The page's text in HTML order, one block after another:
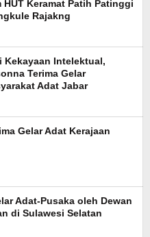
HUT Keramat Patih Patinggi
Rajakng
Kekayaan Intelektual,
Terima Gelar
Adat Jabar
Gelar Adat Kerajaan
Adat-Pusaka oleh Dewan
di Sulawesi Selatan